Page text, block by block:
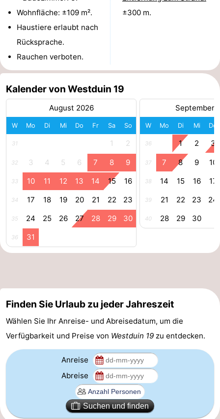
Adressen
Region
Zeeland
Schouwen-
Brouwershaven
Bruinisse
Zierikzee
Natur
Oosterschelde
Burgh
Haamstede
Natur
Schouwen
Walcheren
Natur
Oranjezon
-
Oostkapelle
-
Natur
Zoutelande
-
Wohnfläche: ±109 m².
Haustiere erlaubt nach
Rücksprache.
Rauchen verboten.
±300 m.
Kalender von Westduin 19
August 2026
W Mo Di Mi Do Fr Sa So
31 1 2
32 3 4 5 6 7 8 9
33 10 11 12 13 14 15 16
34 17 18 19 20 21 22 23
35 24 25 26 27 28 29 30
36 31
September
W Mo Di Mi Do
36 1 2 3
37 7 8 9 10
38 14 15 16 17
39 21 22 23 24
40 28 29 30
Finden Sie Urlaub zu jeder Jahreszeit
Wählen Sie Ihr Anreise- und Abreisedatum, um die
Verfügbarkeit und Preise von Westduin 19 zu entdecken.
Anreise
Abreise
Suchen und finden